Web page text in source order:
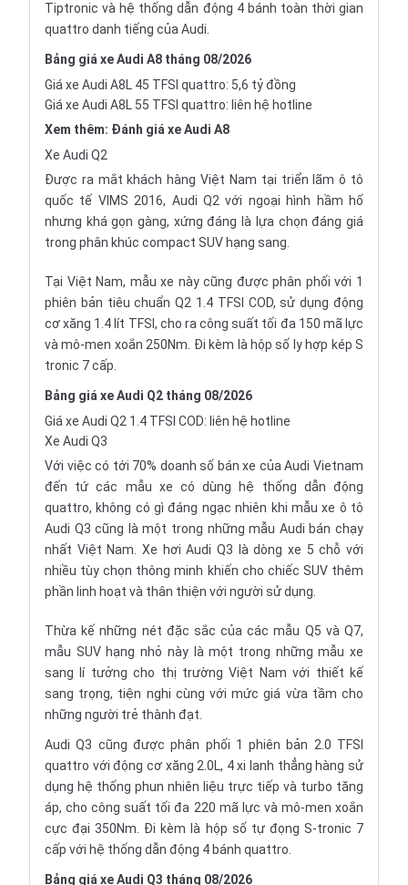
Tiptronic và hệ thống dẫn động 4 bánh toàn thời gian
quattro danh tiếng của Audi.
Bảng giá xe Audi A8 tháng 08/2026
Giá xe Audi A8L 45 TFSI quattro: 5,6 tỷ đồng
Giá xe Audi A8L 55 TFSI quattro: liên hệ hotline
Xem thêm: Đánh giá xe Audi A8
Xe Audi Q2
Được ra mắt khách hàng Việt Nam tại triển lãm ô tô
quốc tế VIMS 2016, Audi Q2 với ngoại hình hầm hố
nhưng khá gọn gàng, xứng đáng là lựa chọn đáng giá
trong phân khúc compact SUV hạng sang.
Tại Việt Nam, mẫu xe này cũng được phân phối với 1
phiên bản tiêu chuẩn Q2 1.4 TFSI COD, sử dụng động
cơ xăng 1.4 lít TFSI, cho ra công suất tối đa 150 mã lực
và mô-men xoắn 250Nm. Đi kèm là hộp số ly hợp kép S
tronic 7 cấp.
Bảng giá xe Audi Q2 tháng 08/2026
Giá xe Audi Q2 1.4 TFSI COD: liên hệ hotline
Xe Audi Q3
Với việc có tới 70% doanh số bán xe của Audi Vietnam
đến tứ các mẫu xe có dùng hệ thống dẫn động
quattro, không có gì đáng ngạc nhiên khi mẫu xe ô tô
Audi Q3 cũng là một trong những mẫu Audi bán chạy
nhất Việt Nam. Xe hơi Audi Q3 là dòng xe 5 chỗ với
nhiều tùy chọn thông minh khiến cho chiếc SUV thêm
phần linh hoạt và thân thiện với người sử dụng.
Thừa kế những nét đặc sắc của các mẫu Q5 và Q7,
mẫu SUV hạng nhỏ này là một trong những mẫu xe
sang lí tưởng cho thị trường Việt Nam với thiết kế
sang trọng, tiện nghi cùng với mức giá vừa tầm cho
những người trẻ thành đạt.
Audi Q3 cũng được phân phối 1 phiên bản 2.0 TFSI
quattro với động cơ xăng 2.0L, 4 xi lanh thẳng hàng sử
dụng hệ thống phun nhiên liệu trực tiếp và turbo tăng
áp, cho công suất tối đa 220 mã lực và mô-men xoắn
cực đại 350Nm. Đi kèm là hộp số tự đọng S-tronic 7
cấp với hệ thống dẫn động 4 bánh quattro.
Bảng giá xe Audi Q3 tháng 08/2026